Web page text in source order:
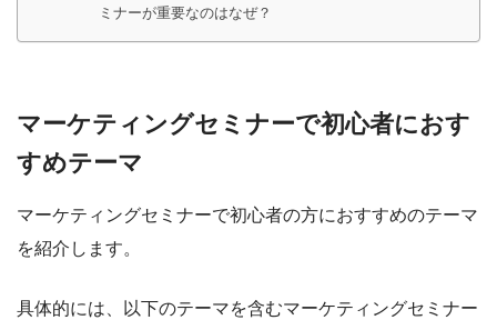
ミナーが重要なのはなぜ？
マーケティングセミナーで初心者におす
すめテーマ
マーケティングセミナーで初心者の方におすすめのテーマ
を紹介します。
具体的には、以下のテーマを含むマーケティングセミナー